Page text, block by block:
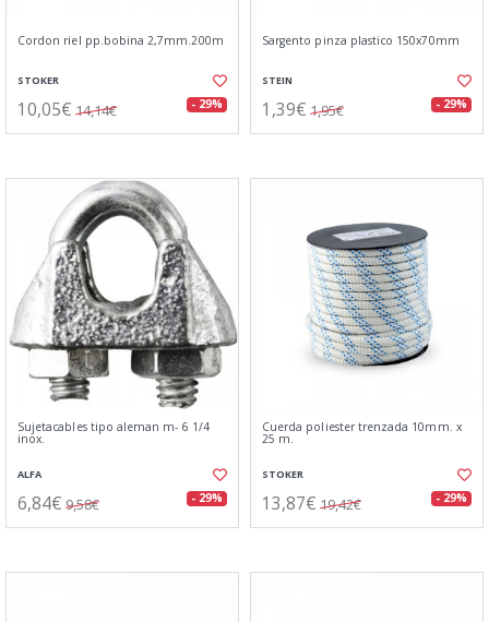
Cordon riel pp.bobina 2,7mm.200m
STOKER
10,05€ 14,14€ - 29%
Sargento pinza plastico 150x70mm
STEIN
1,39€ 1,95€ - 29%
Sujetacables tipo aleman m- 6 1/4
inox.
ALFA
6,84€ 9,58€ - 29%
Cuerda poliester trenzada 10mm. x
25 m.
STOKER
13,87€ 19,42€ - 29%